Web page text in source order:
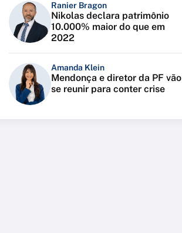
Ranier Bragon
Nikolas declara patrimônio
10.000% maior do que em
2022
Amanda Klein
Mendonça e diretor da PF vão
se reunir para conter crise